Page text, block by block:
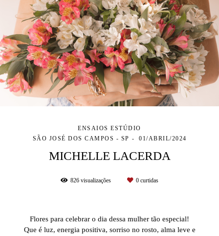
ENSAIOS ESTÚDIO
SÃO JOSÉ DOS CAMPOS - SP
01/ABRIL/2024
MICHELLE LACERDA
826 visualizações 0 curtidas
Flores para celebrar o dia dessa mulher tão especial!
Que é luz, energia positiva, sorriso no rosto, alma leve e